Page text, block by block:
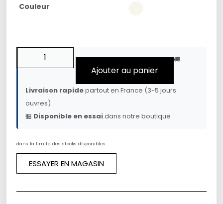
Couleur
Ajouter au panier
🚚
Livraison rapidepartout en France (3-5 jours
ouvres)
🏪 Disponible en essaidans notre boutique
dans la limite des stocks disponibles.
ESSAYER EN MAGASIN